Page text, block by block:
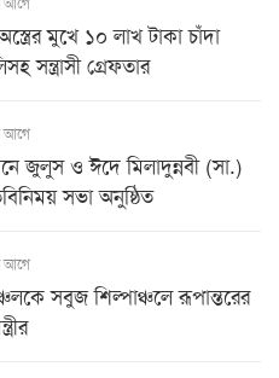
মুখে ১০ লাখ টাকা চাঁদা
সন্ত্রাসী গ্রেফতার
আগে
জুলুস ও ঈদে মিলাদুন্নবী (সা.)
সভা অনুষ্ঠিত
আগে
সবুজ শিল্পাঞ্চলে রূপান্তরের